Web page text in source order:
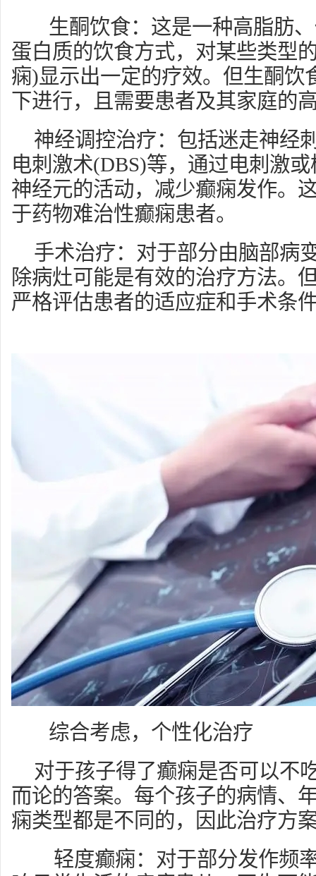
生酮饮食：这是一种高脂肪
蛋白质的饮食方式，对某些类型
痫)显示出一定的疗效。但生酮饮
下进行，且需要患者及其家庭的
神经调控治疗：包括迷走神经
电刺激术(DBS)等，通过电刺激
神经元的活动，减少癫痫发作。
于药物难治性癫痫患者。
手术治疗：对于部分由脑部病
除病灶可能是有效的治疗方法。
严格评估患者的适应症和手术条
综合考虑，个性化治疗
对于孩子得了癫痫是否可以不
而论的答案。每个孩子的病情、
痫类型都是不同的，因此治疗方
轻度癫痫：对于部分发作频